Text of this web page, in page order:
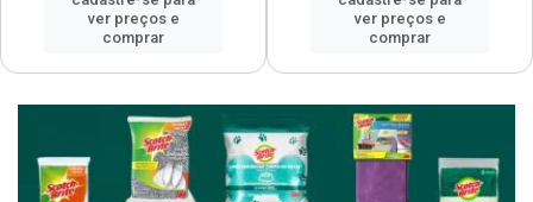
ver preços e
comprar
ver preços e
comprar